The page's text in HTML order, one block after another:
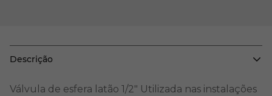
Descrição
Válvula de esfera latão 1/2" Utilizada nas instalações